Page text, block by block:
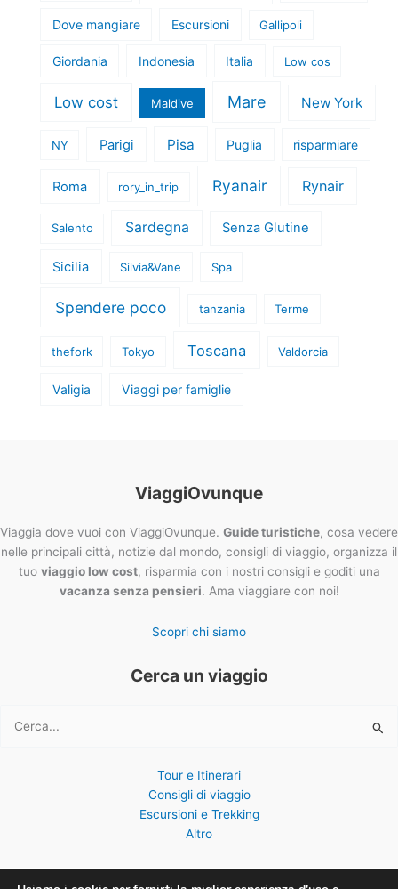
Dove mangiare Escursioni Gallipoli
Giordania Indonesia Italia Low cos
Low cost Maldive Mare New York
NY Parigi Pisa Puglia risparmiare
Roma rory_in_trip Ryanair Rynair
Salento Sardegna Senza Glutine
Sicilia Silvia&Vane Spa
Spendere poco tanzania Terme
thefork Tokyo Toscana Valdorcia
Valigia Viaggi per famiglie
ViaggiOvunque
Viaggia dove vuoi con ViaggiOvunque. Guide turistiche, cosa vedere
nelle principali città, notizie dal mondo, consigli di viaggio, organizza il
tuo viaggio low cost, risparmia con i nostri consigli e goditi una
vacanza senza pensieri. Ama viaggiare con noi!
Scopri chi siamo
Cerca un viaggio
Cerca:
Tour e Itinerari
Consigli di viaggio
Escursioni e Trekking
Altro